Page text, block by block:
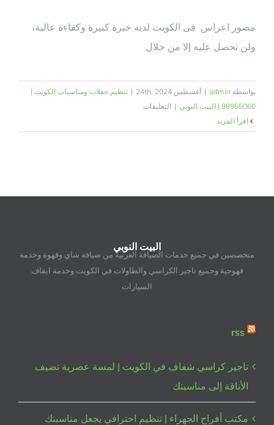
مصور اعراس فى الكويت لديه خبرة كبيرة وكفاءة عالية،
ولن تحصل عليه إلا من خلال
بواسطة admin
| أغسطس 24th, 2024 | تنظيم حفلات ومناسبات الكويت |
98955060 | البيت النوبي
| التعليقات
اعراس
مغلقة
البيت النوبي
متخصصين في جميع خدمات الضيافة العربية من ضيافة شاي وقهوة وخدمة
قهوجية وجميع تاجير الكراسي والطاولات في الكويت وخدمة ايقاف
السيارات
rss
تاجير كراسي شفاف في الكويت | لمسة عصرية تضيف
الأناقة إلى مناسبتك
مكتب أفراح الجهراء | تنظيم احترافي يجعل مناسبتك